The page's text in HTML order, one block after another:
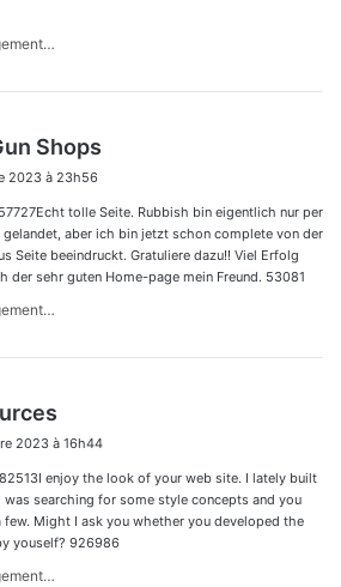
Shops
:
2023 à 23h56
tolle Seite. Rubbish bin eigentlich nur per
gelandet, aber ich bin jetzt schon complete von der
Seite beeindruckt. Gratuliere dazu!! Viel Erfolg
der sehr guten Home-page mein Freund. 53081
t
:
2023 à 16h44
enjoy the look of your web site. I lately built
was searching for some style concepts and you
few. Might I ask you whether you developed the
youself? 926986